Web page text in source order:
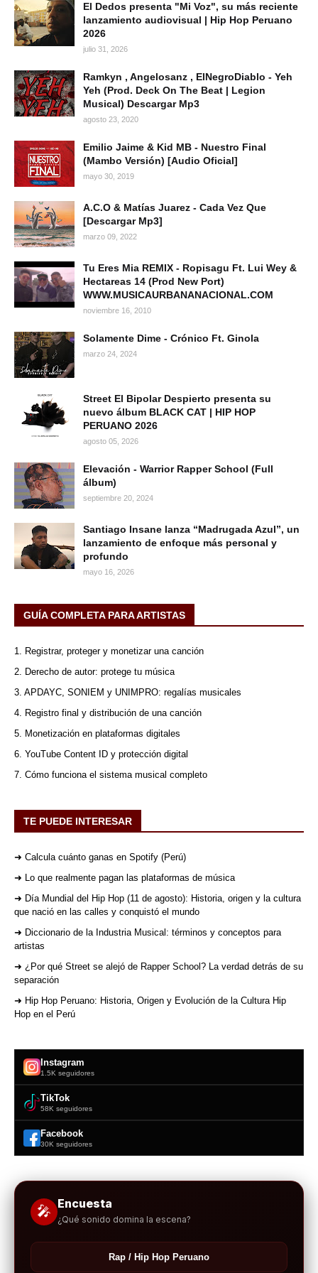
El Dedos presenta "Mi Voz", su más reciente
lanzamiento audiovisual | Hip Hop Peruano
2026
julio 31, 2026
Ramkyn , Angelosanz , ElNegroDiablo - Yeh
Yeh (Prod. Deck On The Beat | Legion
Musical) Descargar Mp3
agosto 23, 2020
Emilio Jaime & Kid MB - Nuestro Final
(Mambo Versión) [Audio Oficial]
mayo 30, 2019
A.C.O & Matías Juarez - Cada Vez Que
[Descargar Mp3]
marzo 09, 2022
Tu Eres Mia REMIX - Ropisagu Ft. Lui Wey &
Hectareas 14 (Prod New Port)
WWW.MUSICAURBANANACIONAL.COM
noviembre 16, 2010
Solamente Dime - Crónico Ft. Ginola
marzo 24, 2024
Street El Bipolar Despierto presenta su
nuevo álbum BLACK CAT | HIP HOP
PERUANO 2026
agosto 05, 2026
Elevación - Warrior Rapper School (Full
álbum)
septiembre 20, 2024
Santiago Insane lanza “Madrugada Azul”, un
lanzamiento de enfoque más personal y
profundo
mayo 16, 2026
GUÍA COMPLETA PARA ARTISTAS
1. Registrar, proteger y monetizar una canción
2. Derecho de autor: protege tu música
3. APDAYC, SONIEM y UNIMPRO: regalías musicales
4. Registro final y distribución de una canción
5. Monetización en plataformas digitales
6. YouTube Content ID y protección digital
7. Cómo funciona el sistema musical completo
TE PUEDE INTERESAR
➜ Calcula cuánto ganas en Spotify (Perú)
➜ Lo que realmente pagan las plataformas de música
➜ Día Mundial del Hip Hop (11 de agosto): Historia, origen y la cultura
que nació en las calles y conquistó el mundo
➜ Diccionario de la Industria Musical: términos y conceptos para
artistas
➜ ¿Por qué Street se alejó de Rapper School? La verdad detrás de su
separación
➜ Hip Hop Peruano: Historia, Origen y Evolución de la Cultura Hip
Hop en el Perú
Instagram
1.5K seguidores
TikTok
58K seguidores
Facebook
30K seguidores
🎤 Encuesta
¿Qué sonido domina la escena?
Rap / Hip Hop Peruano